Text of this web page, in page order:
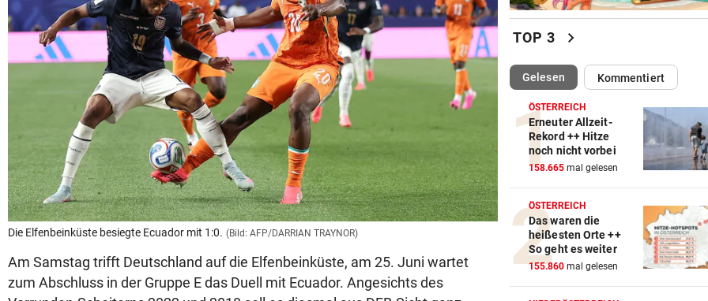
Die Elfenbeinküste besiegte Ecuador mit 1:0. (Bild: AFP/DARRIAN TRAYNOR)
Am Samstag trifft Deutschland auf die Elfenbeinküste, am 25. Juni wartet
zum Abschluss in der Gruppe E das Duell mit Ecuador. Angesichts des
TOP 3 chevron_right
Gelesen(ausgewählt)Kommentiert
ÖSTERREICH
Erneuter Allzeit-
Rekord ++ Hitze
noch nicht vorbei
158.665 mal gelesen
ÖSTERREICH
Das waren die
heißesten Orte ++
So geht es weiter
155.860 mal gelesen